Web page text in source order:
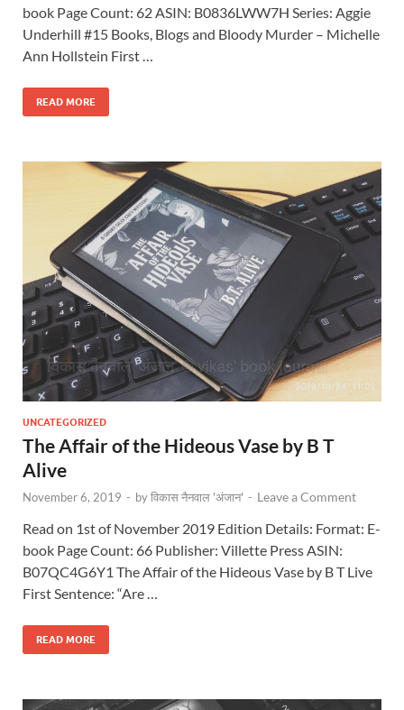
book Page Count: 62 ASIN: B0836LWW7H Series: Aggie
Underhill #15 Books, Blogs and Bloody Murder – Michelle
Ann Hollstein First …
READ MORE
UNCATEGORIZED
The Affair of the Hideous Vase by B T
Alive
November 6, 2019 - byविकास नैनवाल 'अंजान' - Leave a Comment
Read on 1st of November 2019 Edition Details: Format: E-
book Page Count: 66 Publisher: Villette Press ASIN:
B07QC4G6Y1 The Affair of the Hideous Vase by B T Live
First Sentence: “Are …
READ MORE